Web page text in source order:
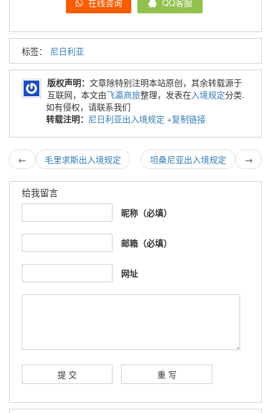
在线咨询 QQ客服
标签： 尼日利亚
版权声明： 文章除特别注明本站原创，其余转载源于
互联网，本文由飞瀛商旅整理，发表在入境规定分类.
如有侵权，请联系我们
转载注明： 尼日利亚出入境规定 +复制链接
← 毛里求斯出入境规定 →
坦桑尼亚出入境规定
给我留言
昵称（必填）
邮箱（必填）
网址